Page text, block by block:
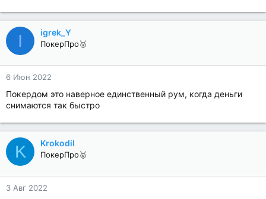
I igrek_Y
ПокерПро🥈
6 Июн 2022
Покердом это наверное единственный рум, когда деньги
снимаются так быстро
K Krokodil
ПокерПро🥇
3 Авг 2022